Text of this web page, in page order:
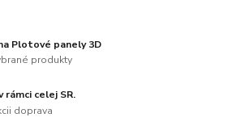
Plotové panely 3D
produkty
rámci celej SR.
doprava